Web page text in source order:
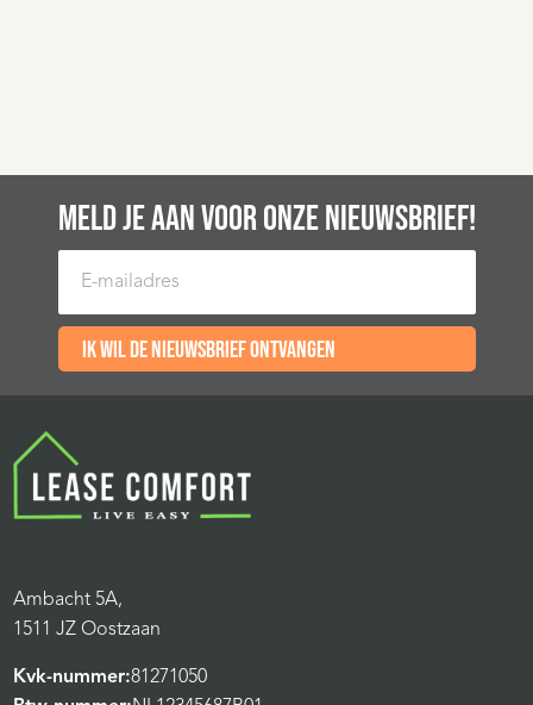
MELD JE AAN VOOR ONZE NIEUWSBRIEF!
E-mailadres
Ik wil de nieuwsbrief ontvangen
Ambacht 5A,
1511 JZ Oostzaan
Kvk-nummer:81271050